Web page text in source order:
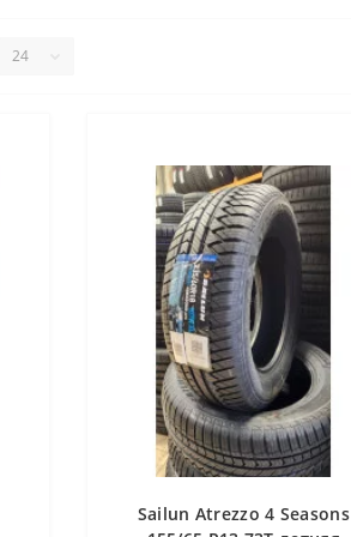
Sailun Atrezzo 4 Seasons